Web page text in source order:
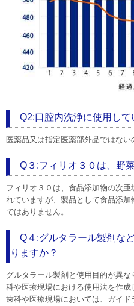
ての葬儀に捉われず故人様、ご遺
円～）をご提案します。一日葬・
【新規掲載！】
グルマザー・ひとり親向けの結婚
から成婚まで支援します。無料相談
2月27日 【新規掲載！】有限会
工事や給湯器交換・水まわりリフ
イレなど住まいの快適生活を地域密
東区）：産業用ノズルVarioSpray
少量の液体を精密に、薄く、均一
2月26日【リニューアル！】ティ
ム。機器や段ボールもミストで濡
>>バックナンバー
Q2:口腔内洗浄に使用して
医薬品又は指定医薬部外品ではない
Q３:フィリオ３０は、野
フィリオ３０は、食品添加物の次
れていますが、製品として食品添
ではありません。
Q４:グルタラール製剤な
りますか？
グルタラール製剤と使用目的が異
科や医療現場における使用法を作
歯科や医療現場においては、ガイ